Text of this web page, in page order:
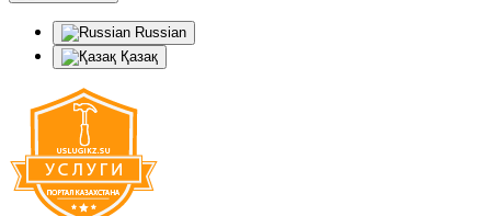
Russian
Қазақ